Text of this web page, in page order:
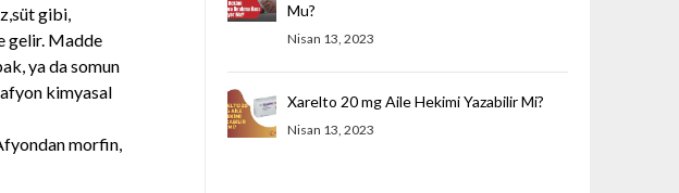
gibi,
gelir. Madde
ya da somun
kimyasal
morfin,
Mu?
Nisan 13, 2023
Xarelto 20 mg Aile Hekimi Yazabilir Mi?
Nisan 13, 2023